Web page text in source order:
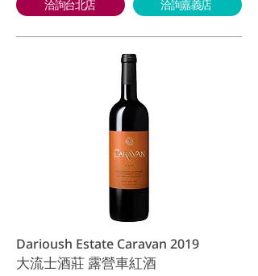
洽詢台北店 洽詢嘉義店
Darioush Estate Caravan 2019
大流士酒莊 露營車紅酒